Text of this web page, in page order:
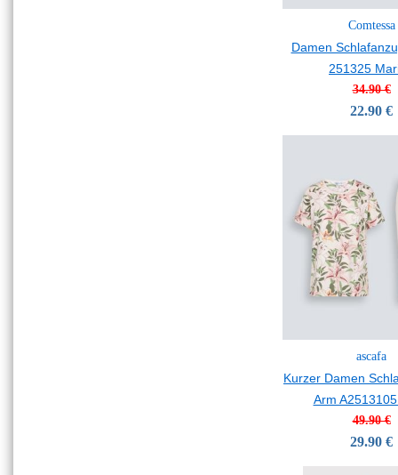
Comtessa
Damen
251325
34.90 €
22.90 €
ascafa
Kurzer Damen
Arm
49.90 €
29.90 €